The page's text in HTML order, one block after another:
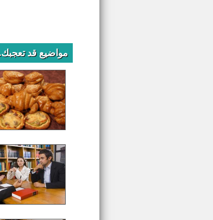
مواضيع قد